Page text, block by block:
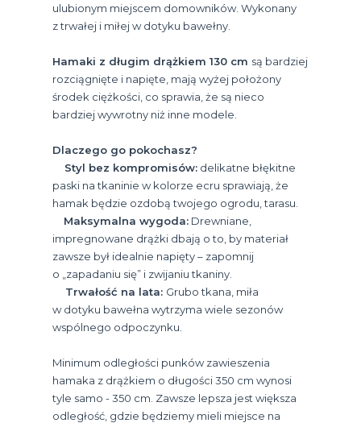
ulubionym miejscem domowników. Wykonany
z trwałej i miłej w dotyku bawełny.
Hamaki z długim drążkiem 130 cm są bardziej
rozciągnięte i napięte, mają wyżej położony
środek ciężkości, co sprawia, że są nieco
bardziej wywrotny niż inne modele.
Dlaczego go pokochasz?
Styl bez kompromisów: delikatne błękitne
paski na tkaninie w kolorze ecru sprawiają, że
hamak będzie ozdobą twojego ogrodu, tarasu.
Maksymalna wygoda: Drewniane,
impregnowane drążki dbają o to, by materiał
zawsze był idealnie napięty – zapomnij
o „zapadaniu się” i zwijaniu tkaniny.
Trwałość na lata: Grubo tkana, miła
w dotyku bawełna wytrzyma wiele sezonów
wspólnego odpoczynku.
Minimum odległości punków zawieszenia
hamaka z drążkiem o długości 350 cm wynosi
tyle samo - 350 cm. Zawsze lepsza jest większa
odległość, gdzie będziemy mieli miejsce na